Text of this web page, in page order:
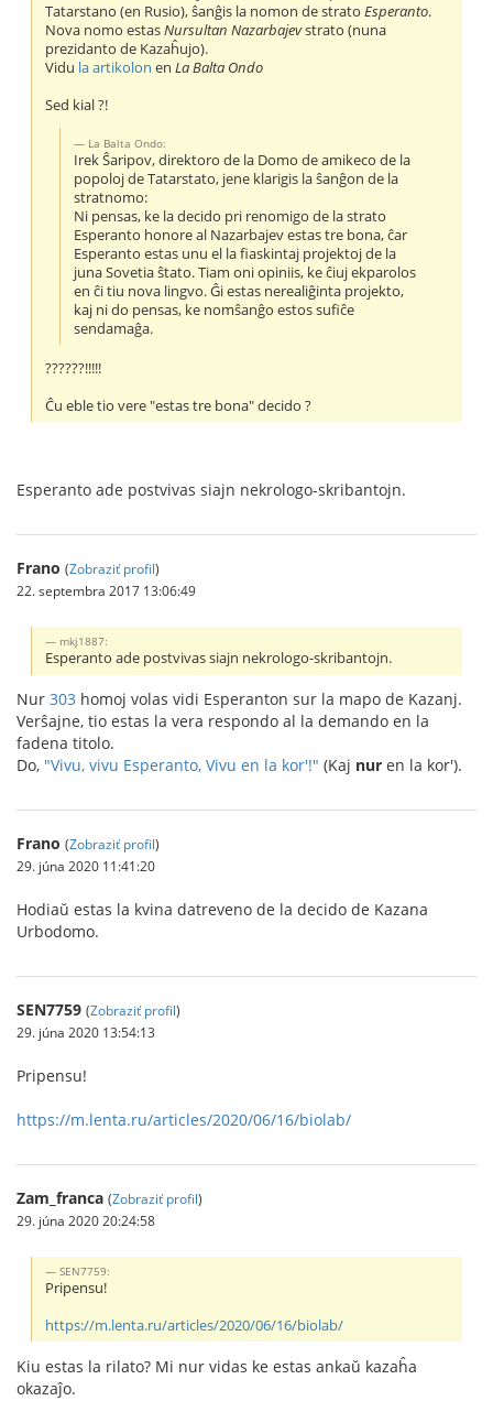
Tatarstano (en Rusio), ŝanĝis la nomon de stratoEsperanto.
Nova nomo estasNursultan Nazarbajevstrato (nuna
prezidanto de Kazaĥujo).
Vidu la artikolon enLa Balta Ondo
Sed kial ?!
La Balta Ondo:
Irek Ŝaripov, direktoro de la Domo de amikeco de la
popoloj de Tatarstato, jene klarigis la ŝanĝon de la
stratnomo:
Ni pensas, ke la decido pri renomigo de la strato
Esperanto honore al Nazarbajev estas tre bona, ĉar
Esperanto estas unu el la fiaskintaj projektoj de la
juna Sovetia ŝtato. Tiam oni opiniis, ke ĉiuj ekparolos
en ĉi tiu nova lingvo. Ĝi estas nerealiĝinta projekto,
kaj ni do pensas, ke nomŝanĝo estos sufiĉe
sendamaĝa.
??????!!!!!
Ĉu eble tio vere "estas tre bona" decido ?
Esperanto ade postvivas siajn nekrologo-skribantojn.
Frano (Zobraziť profil)
22. septembra 2017 13:06:49
mkj1887:
Esperanto ade postvivas siajn nekrologo-skribantojn.
Nur 303 homoj volas vidi Esperanton sur la mapo de Kazanj.
Verŝajne, tio estas la vera respondo al la demando en la
fadena titolo.
Do, "Vivu, vivu Esperanto, Vivu en la kor'!" (Kaj nur en la kor').
Frano (Zobraziť profil)
29. júna 2020 11:41:20
Hodiaŭ estas la kvina datreveno de la decido de Kazana
Urbodomo.
SEN7759 (Zobraziť profil)
29. júna 2020 13:54:13
Pripensu!
https://m.lenta.ru/articles/2020/06/16/biolab/
Zam_franca (Zobraziť profil)
29. júna 2020 20:24:58
SEN7759:
Pripensu!
https://m.lenta.ru/articles/2020/06/16/biolab/
Kiu estas la rilato? Mi nur vidas ke estas ankaŭ kazaĥa
okazaĵo.